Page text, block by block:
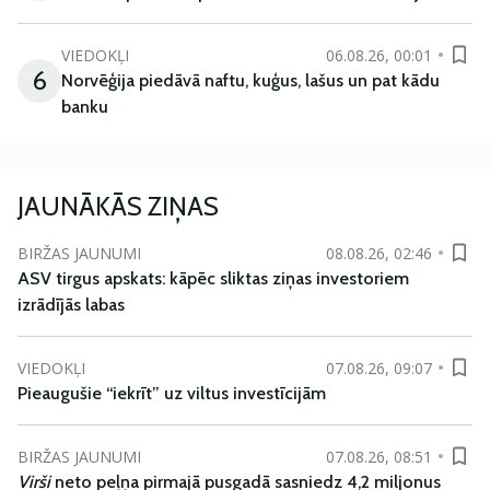
6
VIEDOKĻI
06.08.26, 00:01
Norvēģija piedāvā naftu, kuģus, lašus un pat kādu
banku
JAUNĀKĀS ZIŅAS
BIRŽAS JAUNUMI
08.08.26, 02:46
ASV tirgus apskats: kāpēc sliktas ziņas investoriem
izrādījās labas
VIEDOKĻI
07.08.26, 09:07
Pieaugušie “iekrīt” uz viltus investīcijām
BIRŽAS JAUNUMI
07.08.26, 08:51
Viršineto peļņa pirmajā pusgadā sasniedz 4,2 miljonus